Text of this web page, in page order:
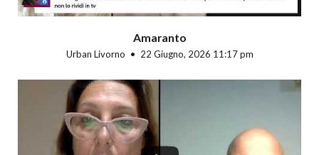
Amaranto
Urban Livorno 22 Giugno, 2026 11:17 pm